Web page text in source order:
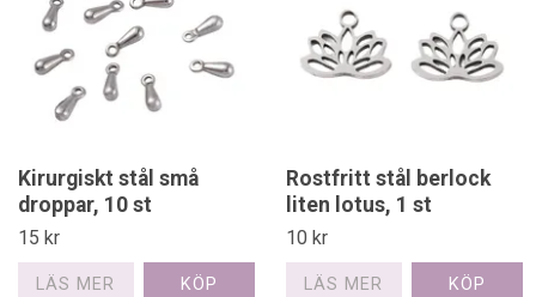
Kirurgiskt stål små
droppar, 10 st
15 kr
LÄS MER
Rostfritt stål berlock
liten lotus, 1 st
10 kr
LÄS MER